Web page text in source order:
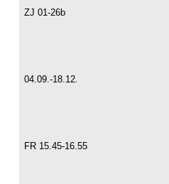
ZJ 01-26b
04.09.-18.12.
FR 15.45-16.55